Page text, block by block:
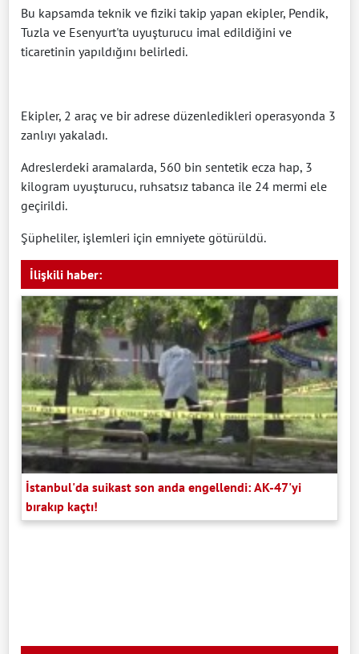
Bu kapsamda teknik ve fiziki takip yapan ekipler, Pendik,
Tuzla ve Esenyurt'ta uyuşturucu imal edildiğini ve
ticaretinin yapıldığını belirledi.
Ekipler, 2 araç ve bir adrese düzenledikleri operasyonda 3
zanlıyı yakaladı.
Adreslerdeki aramalarda, 560 bin sentetik ecza hap, 3
kilogram uyuşturucu, ruhsatsız tabanca ile 24 mermi ele
geçirildi.
Şüpheliler, işlemleri için emniyete götürüldü.
İlişkili haber:
İstanbul'da suikast son anda engellendi: AK-47'yi
bırakıp kaçtı!